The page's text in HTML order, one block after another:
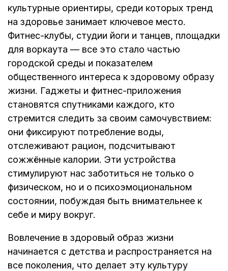
культурные ориентиры, среди которых тренд
на здоровье занимает ключевое место.
Фитнес-клубы, студии йоги и танцев, площадки
для воркаута — все это стало частью
городской среды и показателем
общественного интереса к здоровому образу
жизни. Гаджеты и фитнес-приложения
становятся спутниками каждого, кто
стремится следить за своим самочувствием:
они фиксируют потребление воды,
отслеживают рацион, подсчитывают
сожжённые калории. Эти устройства
стимулируют нас заботиться не только о
физическом, но и о психоэмоциональном
состоянии, побуждая быть внимательнее к
себе и миру вокруг.
Вовлечение в здоровый образ жизни
начинается с детства и распространяется на
все поколения, что делает эту культуру